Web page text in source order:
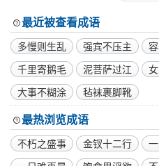
最近被查看成语
多慢则生乱 强宾不压主
千里寄鹅毛
泥菩萨过江
大事不糊涂
毡袜裹脚靴
最热浏览成语
不朽之盛事 金钗十二行